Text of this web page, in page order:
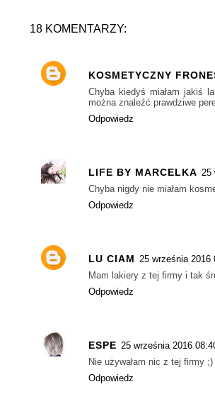
18 KOMENTARZY:
KOSMETYCZNY
Chyba kiedyś miałam jakiś
można znaleźć prawdziwe
Odpowiedz
LIFE BY MARCELKA 25
Chyba nigdy nie miałam
Odpowiedz
LU CIAM 25 września 2016
Mam lakiery z tej firmy i tak
Odpowiedz
ESPE 25 września 2016
Nie używałam nic z tej firmy ;)
Odpowiedz